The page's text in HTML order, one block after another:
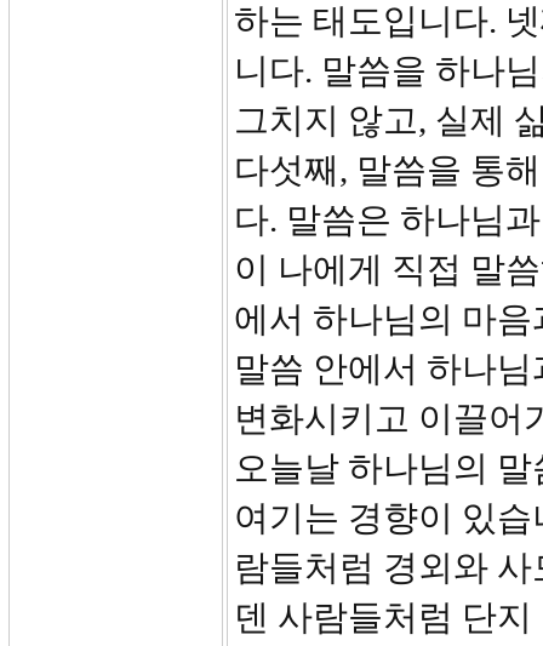
하는 태도입니다.
니다. 말씀을 하나
그치지 않고, 실제
다섯째, 말씀을 통
다. 말씀은 하나님
이 나에게 직접 말
에서 하나님의 마
말씀 안에서 하나
변화시키고 이끌어
오늘날 하나님의
여기는 경향이 있
람들처럼 경외와
덴 사람들처럼 단